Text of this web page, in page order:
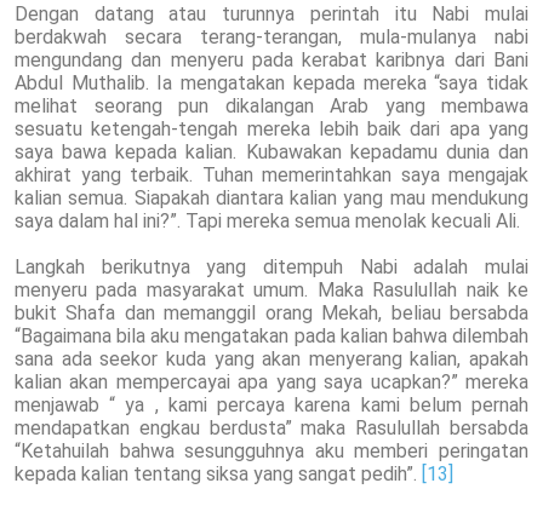
Dengan datang atau turunnya perintah itu Nabi mulai
berdakwah secara terang-terangan, mula-mulanya nabi
mengundang dan menyeru pada kerabat karibnya dari Bani
Abdul Muthalib. Ia mengatakan kepada mereka “saya tidak
melihat seorang pun dikalangan Arab yang membawa
sesuatu ketengah-tengah mereka lebih baik dari apa yang
saya bawa kepada kalian. Kubawakan kepadamu dunia dan
akhirat yang terbaik. Tuhan memerintahkan saya mengajak
kalian semua. Siapakah diantara kalian yang mau mendukung
saya dalam hal ini?”. Tapi mereka semua menolak kecuali Ali.
Langkah berikutnya yang ditempuh Nabi adalah mulai
menyeru pada masyarakat umum. Maka Rasulullah naik ke
bukit Shafa dan memanggil orang Mekah, beliau bersabda
“Bagaimana bila aku mengatakan pada kalian bahwa dilembah
sana ada seekor kuda yang akan menyerang kalian, apakah
kalian akan mempercayai apa yang saya ucapkan?” mereka
menjawab “ ya , kami percaya karena kami belum pernah
mendapatkan engkau berdusta” maka Rasulullah bersabda
“Ketahuilah bahwa sesungguhnya aku memberi peringatan
kepada kalian tentang siksa yang sangat pedih”. [13]